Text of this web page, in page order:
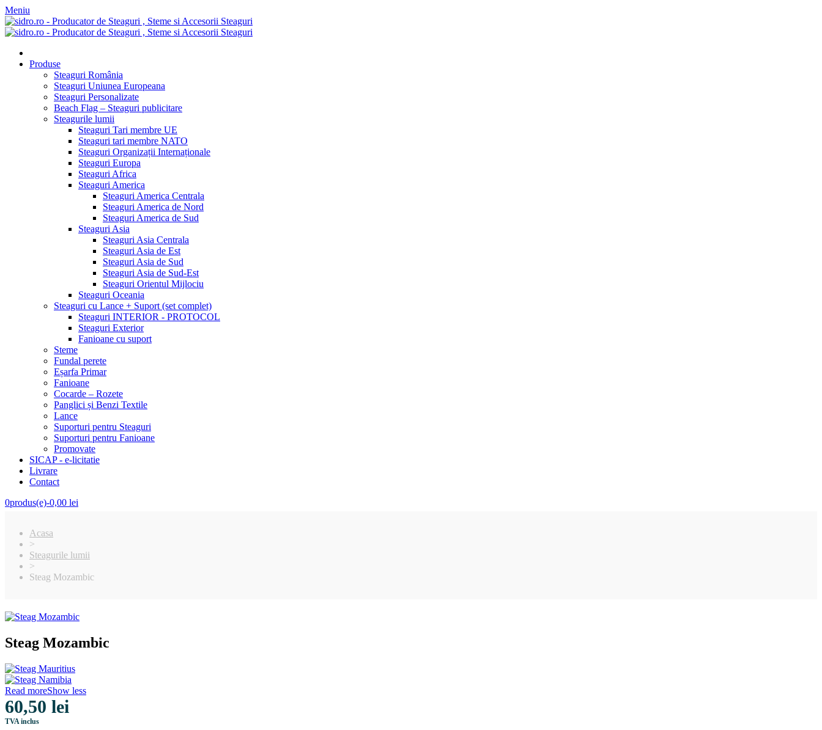
Meniu
Produse
Steaguri România
Steaguri Uniunea Europeana
Steaguri Personalizate
Beach Flag – Steaguri publicitare
Steagurile lumii
Steaguri Tari membre UE
Steaguri tari membre NATO
Steaguri Organizații Internaționale
Steaguri Europa
Steaguri Africa
Steaguri America
Steaguri America Centrala
Steaguri America de Nord
Steaguri America de Sud
Steaguri Asia
Steaguri Asia Centrala
Steaguri Asia de Est
Steaguri Asia de Sud
Steaguri Asia de Sud-Est
Steaguri Orientul Mijlociu
Steaguri Oceania
Steaguri cu Lance + Suport (set complet)
Steaguri INTERIOR - PROTOCOL
Steaguri Exterior
Fanioane cu suport
Steme
Fundal perete
Eșarfa Primar
Fanioane
Cocarde – Rozete
Panglici și Benzi Textile
Lance
Suporturi pentru Steaguri
Suporturi pentru Fanioane
Promovate
SICAP - e-licitatie
Livrare
Contact
0produs(e)-0,00 lei
Acasa
>
Steagurile lumii
>
Steag Mozambic
Steag Mozambic
Read moreShow less
60,50 lei
TVA inclus